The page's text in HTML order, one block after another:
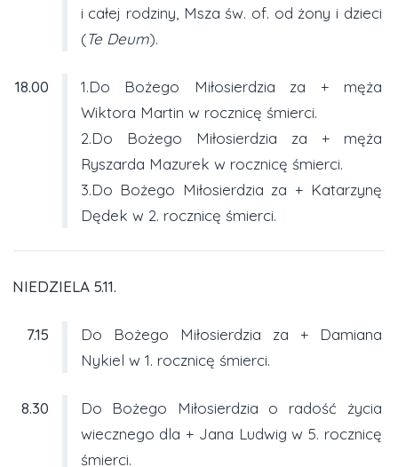
i całej rodziny, Msza św. of. od żony i dzieci
(Te Deum).
18.00
1.Do Bożego Miłosierdzia za + męża
Wiktora Martin w rocznicę śmierci.
2.Do Bożego Miłosierdzia za + męża
Ryszarda Mazurek w rocznicę śmierci.
3.Do Bożego Miłosierdzia za + Katarzynę
Dędek w 2. rocznicę śmierci.
NIEDZIELA 5.11.
7.15
Do Bożego Miłosierdzia za + Damiana
Nykiel w 1. rocznicę śmierci.
8.30
Do Bożego Miłosierdzia o radość życia
wiecznego dla + Jana Ludwig w 5. rocznicę
śmierci.